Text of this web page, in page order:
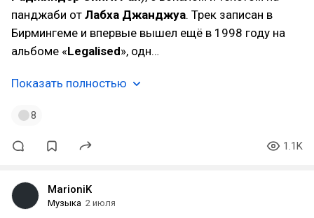
панджаби от Лабха Джанджуа. Трек записан в
Бирмингеме и впервые вышел ещё в 1998 году на
альбоме «Legalised», одн…
Показать полностью
8
1.1K
MarioniK
Музыка 2 июля